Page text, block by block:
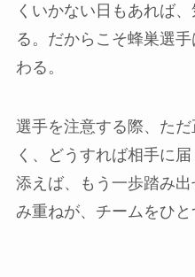
くいかない日もあれば
る。だからこそ蜂巣選
わる。
選手を注意する際、た
く、どうすれば相手に
添えば、もう一歩踏み
み重ねが、チームをひと